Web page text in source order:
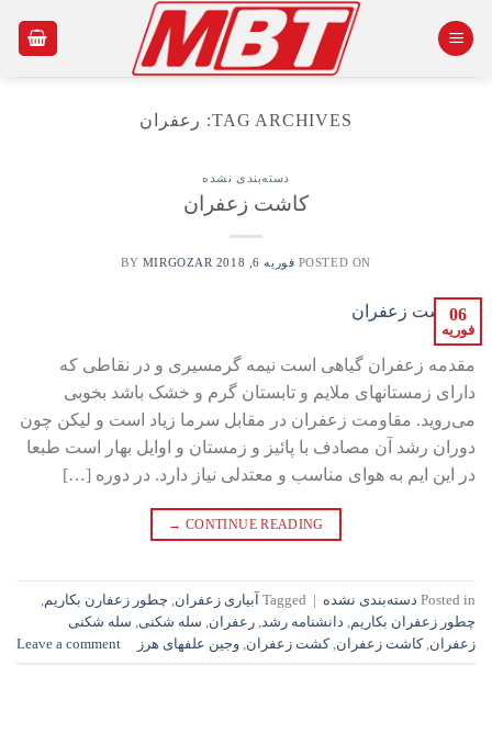
TAG ARCHIVES: رعفران
دسته‌بندی نشده
کاشت زعفران
POSTED ON فوریه 6, 2018 MIRGOZAR
06
فوریه
مقدمه زعفران گیاهی است نیمه گرمسیری و در نقاطی که
دارای زمستانهای ملایم و تابستان گرم و خشک باشد بخوبی
می‌روید. مقاومت زعفران در مقابل سرما زیاد است و لیکن چون
دوران رشد آن مصادف با پائیز و زمستان و اوایل بهار است طبعا
در این ایم به هوای مناسب و معتدلی نیاز دارد. در دوره […]
CONTINUE READING
→
Posted in دسته‌بندی نشده |
Tagged آبیاری زعفران, چطور زعفارن بکاریم,
چطور زعفران بکاریم, دانشنامه رشد, رعفران, سله شکنی, سله شکنی
زعفران,کاشت زعفران,کشت زعفران, وجین علفهای هرز Leave a comment